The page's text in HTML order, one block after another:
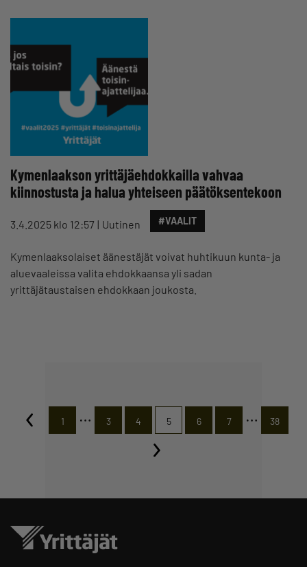
Kymenlaakson yrittäjäehdokkailla vahvaa
kiinnostusta ja halua yhteiseen päätöksentekoon
3.4.2025 klo 12:57 Uutinen #VAALIT
Kymenlaaksolaiset äänestäjät voivat huhtikuun kunta- ja
aluevaaleissa valita ehdokkaansa yli sadan
yrittäjätaustaisen ehdokkaan joukosta.
1 … 3 4 5 6 7 … 38